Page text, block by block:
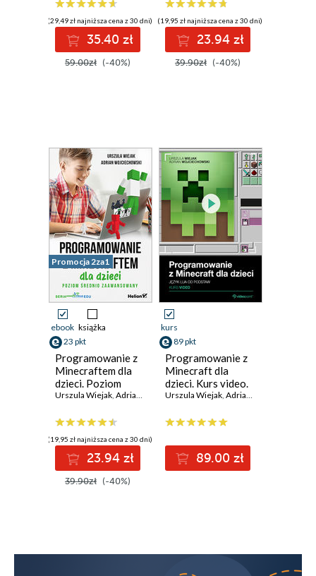
podstawowy
(29,49 zł najniższa cena z 30 dni)
35.40 zł
59.00zł (-40%)
(19,95 zł najniższa cena z 30 dni)
23.94 zł
39.90zł (-40%)
Promocja 2za1
ebook książka
23 pkt
Programowanie z
Minecraftem dla
dzieci. Poziom
średnio
Urszula Wiejak, Adrian Wojciechowski
(19,95 zł najniższa cena z 30 dni)
23.94 zł
39.90zł (-40%)
kurs
89 pkt
Programowanie z
Minecraft dla
dzieci. Kurs video.
Język Lua od
Urszula Wiejak, Adrian Wojciechowski
89.00 zł